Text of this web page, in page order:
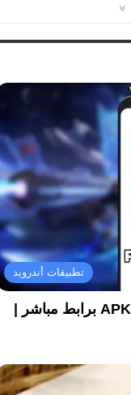
تطبيقات أندرويد
تحميل تحديث ببجي موبايل 4.2 APK + OBB برابط مباشر |